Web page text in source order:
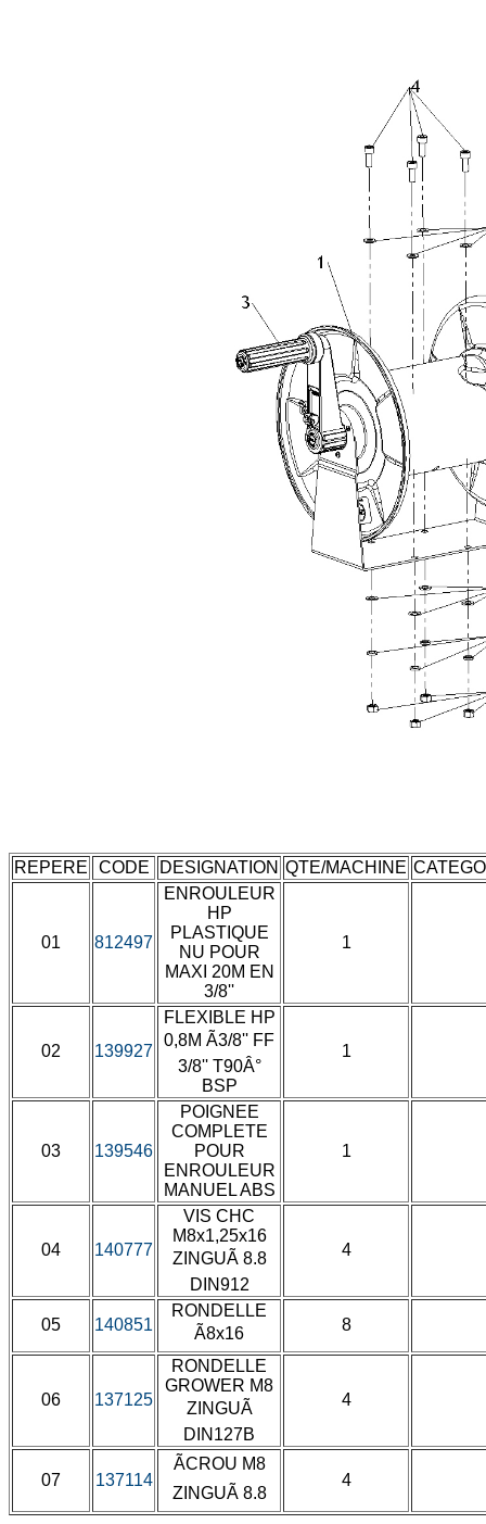
REPERE CODE DESIGNATION QTE/MACHINE
01 812497
ENROULEUR
HP
PLASTIQUE
NU POUR
MAXI 20M EN
3/8''
1
02 139927
FLEXIBLE HP
0,8M Ã3/8'' FF
3/8'' T90Â°
BSP
1
03 139546
POIGNEE
COMPLETE
POUR
ENROULEUR
MANUEL ABS
1
04 140777
VIS CHC
M8x1,25x16
ZINGUÃ 8.8
DIN912
4
05 140851
RONDELLE
Ã8x16
8
06 137125
RONDELLE
GROWER M8
ZINGUÃ
DIN127B
4
07 137114
ÃCROU M8
ZINGUÃ 8.8
4